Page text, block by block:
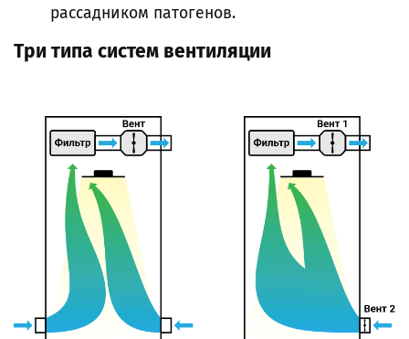
рассадником патогенов.
Три типа систем вентиляции